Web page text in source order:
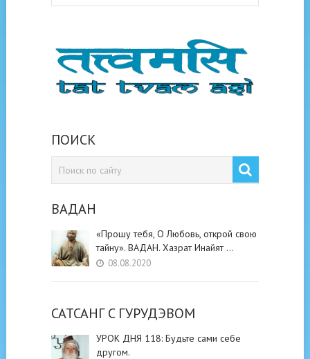
ПОИСК
ВАДАН
«Прошу тебя, О Любовь, открой свою
тайну». ВАДАН. Хазрат Инайят …
08.08.2020
САТСАНГ C ГУРУДЭВОМ
УРОК ДНЯ 118: Будьте cами cебе
другом.